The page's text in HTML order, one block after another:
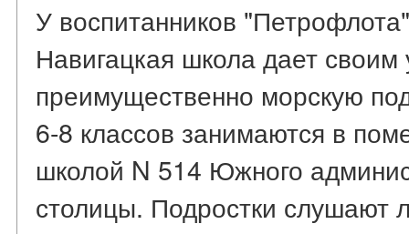
У воспитанников
Навигацкая школа дает своим
преимущественно морскую
6-8 классов занимаются в
школой N 514 Южного
столицы. Подростки слушают